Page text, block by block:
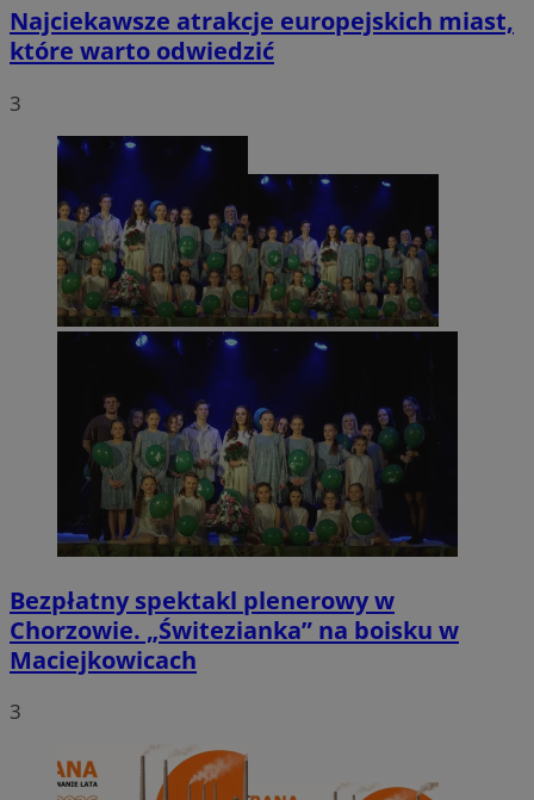
Najciekawsze atrakcje europejskich miast,
które warto odwiedzić
3
Bezpłatny spektakl plenerowy w
Chorzowie. „Świtezianka” na boisku w
Maciejkowicach
3